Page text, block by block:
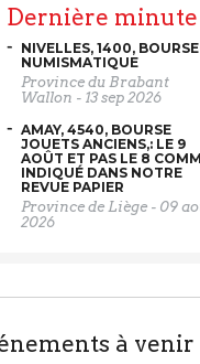
Dernière minute
NIVELLES, 1400, BOURSE
NUMISMATIQUE
Province du Brabant
Wallon - 13 sep 2026
AMAY, 4540, BOURSE
JOUETS ANCIENS,: LE 9
AOÛT ET PAS LE 8
INDIQUÉ DANS NOTRE
REVUE PAPIER
Province de Liège- 09
2026
à venir